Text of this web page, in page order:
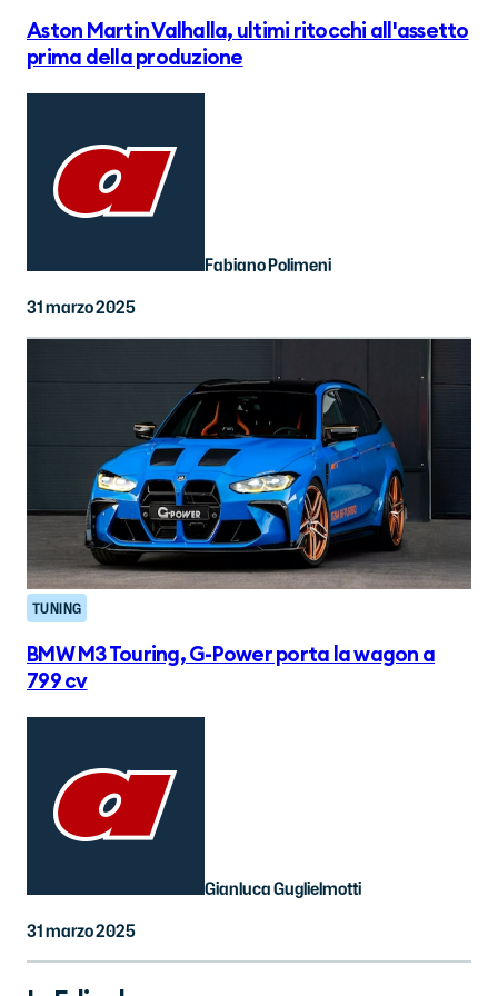
Aston Martin Valhalla, ultimi ritocchi all'assetto
prima della produzione
Fabiano Polimeni
31 marzo 2025
TUNING
BMW M3 Touring, G-Power porta la wagon a
799 cv
Gianluca Guglielmotti
31 marzo 2025